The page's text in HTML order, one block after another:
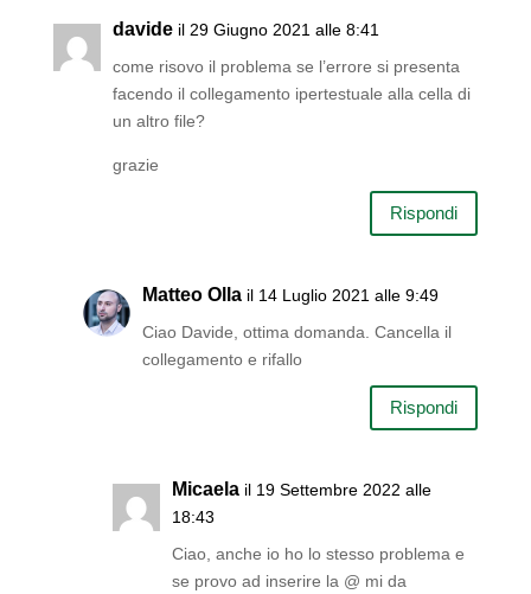
davide il 29 Giugno 2021 alle 8:41
come risovo il problema se l’errore si presenta
facendo il collegamento ipertestuale alla cella di
un altro file?
grazie
Rispondi
Matteo Olla il 14 Luglio 2021 alle 9:49
Ciao Davide, ottima domanda. Cancella il
collegamento e rifallo
Rispondi
Micaela il 19 Settembre 2022 alle
18:43
Ciao, anche io ho lo stesso problema e
se provo ad inserire la @ mi da